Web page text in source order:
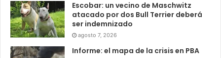
Escobar: un vecino de Maschwitz
atacado por dos Bull Terrier deberá
ser indemnizado
agosto 7, 2026
Informe: el mapa de la crisis en PBA